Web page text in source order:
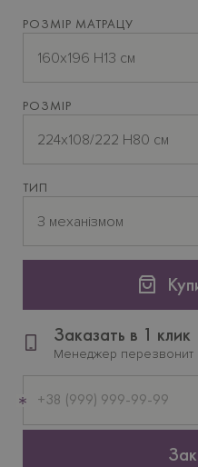
РОЗМІР МАТРАЦУ
160x196 H13 см
РОЗМІР
224x108/222 H80 см
ТИП
З механізмом
Заказать в 1 клик
Менеджер перезвонит
телефон